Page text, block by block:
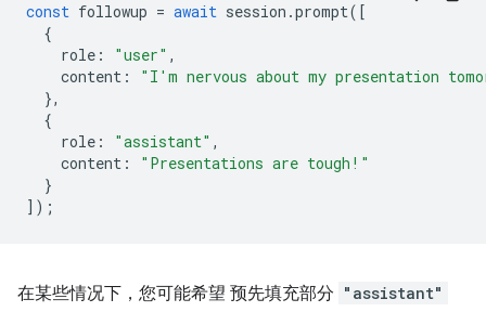
const followup = await session .prompt([
{
role : "user" ,
content :
"I'm nervous about my presentation
},
{
role : "assistant" ,
content :
"Presentations are tough!"
}
]);
在某些情况下，您可能希望 预先填充部分 "assistant"